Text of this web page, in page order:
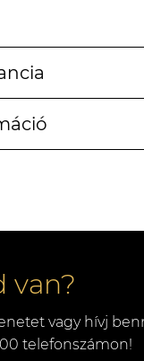
van?
vagy hívj
telefonszámon!